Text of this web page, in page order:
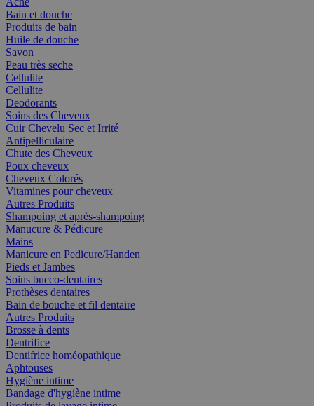
Bain et douche
Produits de bain
Huile de douche
Savon
Peau très seche
Cellulite
Cellulite
Deodorants
Soins des Cheveux
Cuir Chevelu Sec et Irrité
Antipelliculaire
Chute des Cheveux
Poux cheveux
Cheveux Colorés
Vitamines pour cheveux
Autres Produits
Shampoing et après-shampoing
Manucure & Pédicure
Mains
Manicure en Pedicure/Handen
Pieds et Jambes
Soins bucco-dentaires
Prothèses dentaires
Bain de bouche et fil dentaire
Autres Produits
Brosse à dents
Dentrifice
Dentifrice homéopathique
Aphtouses
Hygiène intime
Bandage d'hygiène intime